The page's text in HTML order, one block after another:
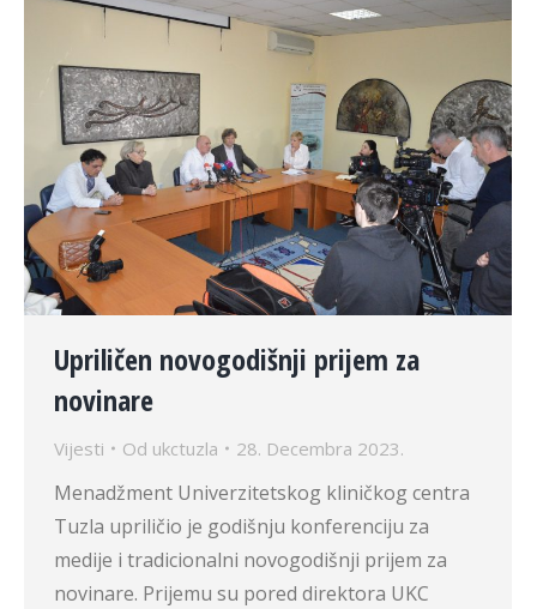
Upriličen novogodišnji prijem za
novinare
Vijesti Od ukctuzla 28. Decembra 2023.
Menadžment Univerzitetskog kliničkog centra
Tuzla upriličio je godišnju konferenciju za
medije i tradicionalni novogodišnji prijem za
novinare. Prijemu su pored direktora UKC